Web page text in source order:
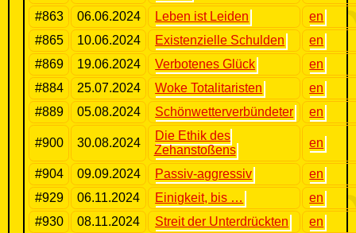
#863 06.06.2024 Leben ist Leiden
en
#865
10.06.2024 Existenzielle Schulden
en
#869
19.06.2024 Verbotenes Glück
en
#884
25.07.2024 Woke Totalitaristen
en
#889
05.08.2024 Schönwetterverbündeter en
#900 30.08.2024
Die Ethik des
Zehanstoßens
en
#904 09.09.2024 Passiv-aggressiv
en
#929
06.11.2024 Einigkeit, bis …
en
#930
08.11.2024 Streit der Unterdrückten
en